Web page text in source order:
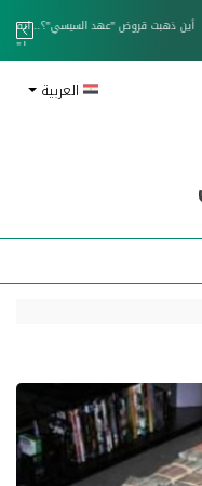
تخدم الحوثيين
العربية